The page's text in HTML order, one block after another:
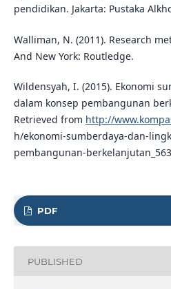
pendidikan. Jakarta: Pustaka
Walliman, N. (2011). Research
And New York: Routledge.
Wildensyah, I. (2015). Ekonomi
dalam konsep pembangunan
Retrieved from http://
h/ekonomi-sumberdaya-dan-
pembangunan-
PDF
PUBLISHED